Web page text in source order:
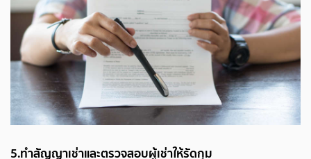
5.ทำสัญญาเช่าและตรวจสอบผู้เช่าให้รัดกุม